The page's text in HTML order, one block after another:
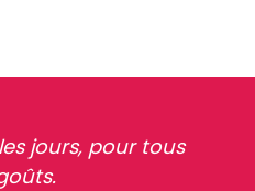
jours, pour tous